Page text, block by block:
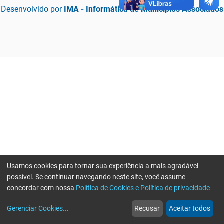
Desenvolvido por IMA - Informática de Municípios Associados
web
Notícias
more_horiz
Mais
Usamos cookies para tornar sua experiência a mais agradável
possível. Se continuar navegando neste site, você assume
concordar com nossa Política de Cookies e Política de privacidade
Gerenciar Cookies... Recusar Aceitar todos
Erro ao enviar informações, por favor tente novamente